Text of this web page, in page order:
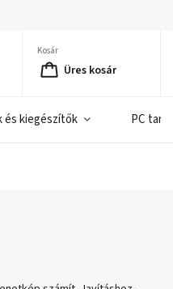
Kosár
Üres kosár
és kiegészítők PC